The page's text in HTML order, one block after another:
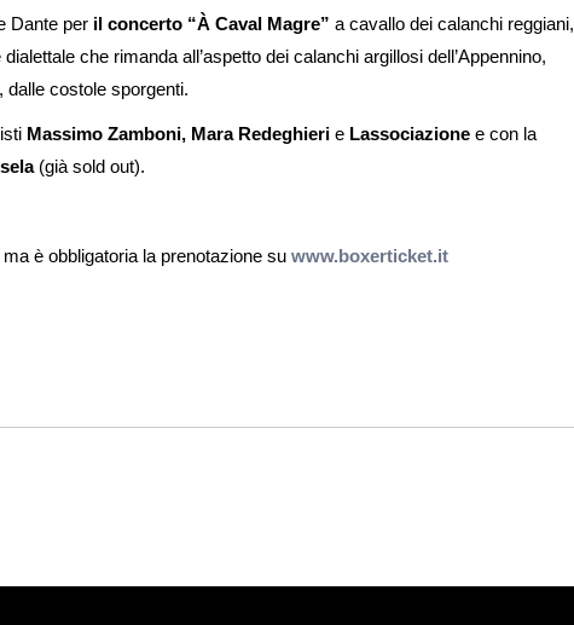
Dante per il concerto “À Caval Magre” a cavallo dei calanchi reggiani,
che rimanda all’aspetto dei calanchi argillosi dell’Appennino,
dalle costole sporgenti.
Massimo Zamboni, Mara Redeghieri e Lassociazione e con la
(già sold out).
è obbligatoria la prenotazione su www.boxerticket.it